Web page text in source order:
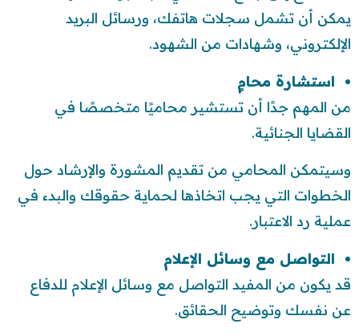
يمكن أن تشمل سجلات هاتفك، ورسائل البريد
الإلكتروني، وشهادات من الشهود.
استشارة محامٍ
من المهم جدًا أن تستشير محاميًا متخصصًا في
القضايا الجنائية.
وسيتمكن المحامي من تقديم المشورة والإرشاد حول
الخطوات التي يجب اتخاذها لحماية حقوقك والبدء في
عملية رد الاعتبار.
التواصل مع وسائل الإعلام
قد يكون من المفيد التواصل مع وسائل الإعلام للدفاع
عن نفسك وتوضيح الحقائق.